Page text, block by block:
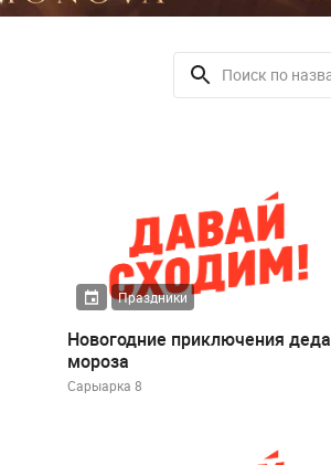
Праздники
Новогодние приключения деда
мороза
Сарыарка 8